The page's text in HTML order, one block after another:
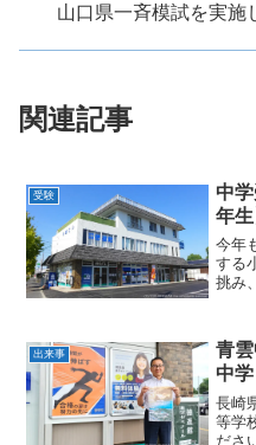
山口県一斉模試を実施
関連記事
受験
中
年生
今年
する
挑み
（以
県外
出来事
青
中学
長崎
等学
ださ